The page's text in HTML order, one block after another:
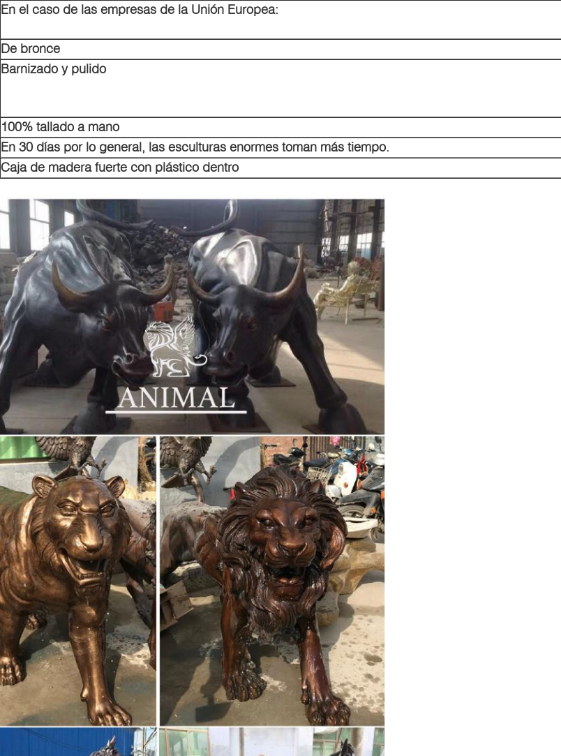
En el caso de las empresas de la Unión Europea:
De bronce
Barnizado y pulido
100% tallado a mano
En 30 días por lo general, las esculturas enormes toman más tiempo.
Caja de madera fuerte con plástico dentro